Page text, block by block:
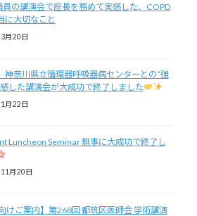
員の講演会で座長を務めて実感した、COPD
に大切なこと
月20日
神奈川県立循環器呼吸器病センターとの“強
した講演会が大成功で終了しました
月22日
Luncheon Seminar 無事に大成功で終了し
月20日
けご案内】第268回 都筑区医師会 学術講演